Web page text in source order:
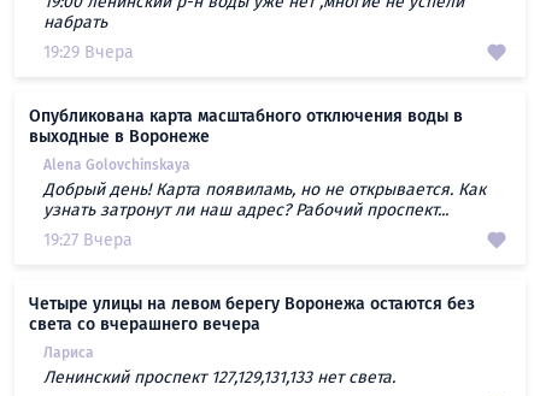
набрать
19:29 Вчера
Опубликована карта масштабного отключения воды в
выходные в Воронеже
Alena Golovchinskaya
Добрый день! Карта появиламь, но не открывается. Как
узнать затронут ли наш адрес? Рабочий проспект...
19:27 Вчера
Четыре улицы на левом берегу Воронежа остаются без
света со вчерашнего вечера
Лариса
Ленинский проспект 127,129,131,133 нет света.